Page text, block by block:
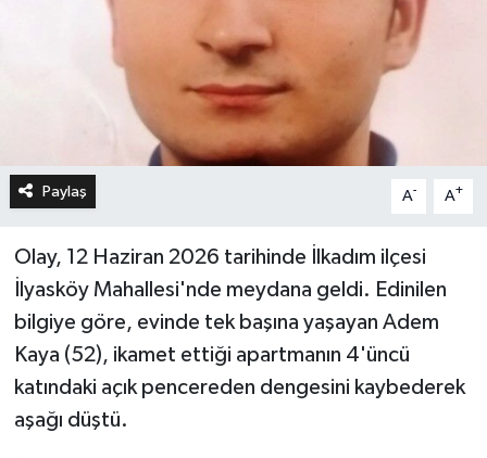
Paylaş A- A+
Olay, 12 Haziran 2026 tarihinde İlkadım ilçesi
İlyasköy Mahallesi'nde meydana geldi. Edinilen
bilgiye göre, evinde tek başına yaşayan Adem
Kaya (52), ikamet ettiği apartmanın 4'üncü
katındaki açık pencereden dengesini kaybederek
aşağı düştü.